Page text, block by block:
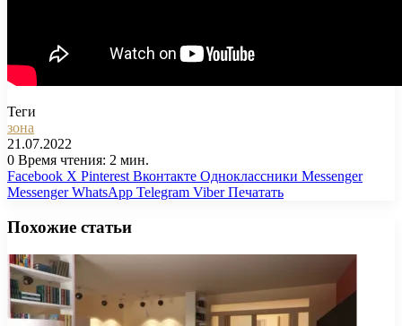
Теги
зона
21.07.2022
0 Время чтения: 2 мин.
Facebook X Pinterest Вконтакте Одноклассники Messenger
Messenger WhatsApp Telegram Viber Печатать
Похожие статьи